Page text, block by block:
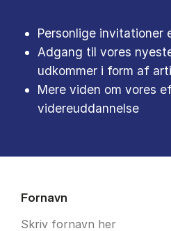
Personlige invitationer
Adgang til vores
udkommer i form af
Mere viden om vores
videreuddannelse
Fornavn